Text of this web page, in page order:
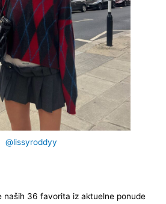
@lissyroddyy
naših 36 favorita iz aktuelne ponude